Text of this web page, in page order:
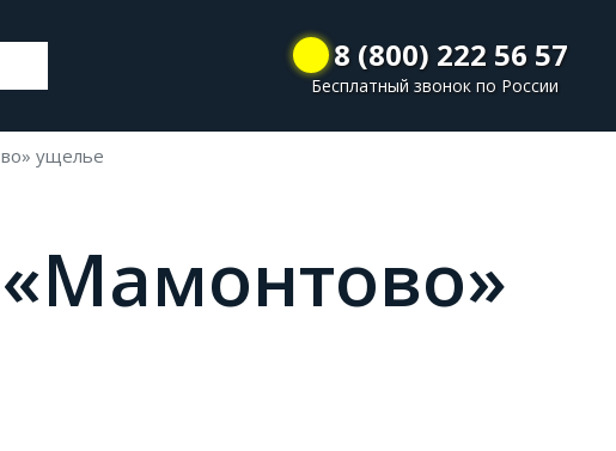
8 (800) 222 56 57
Бесплатный звонок по России
ущелье